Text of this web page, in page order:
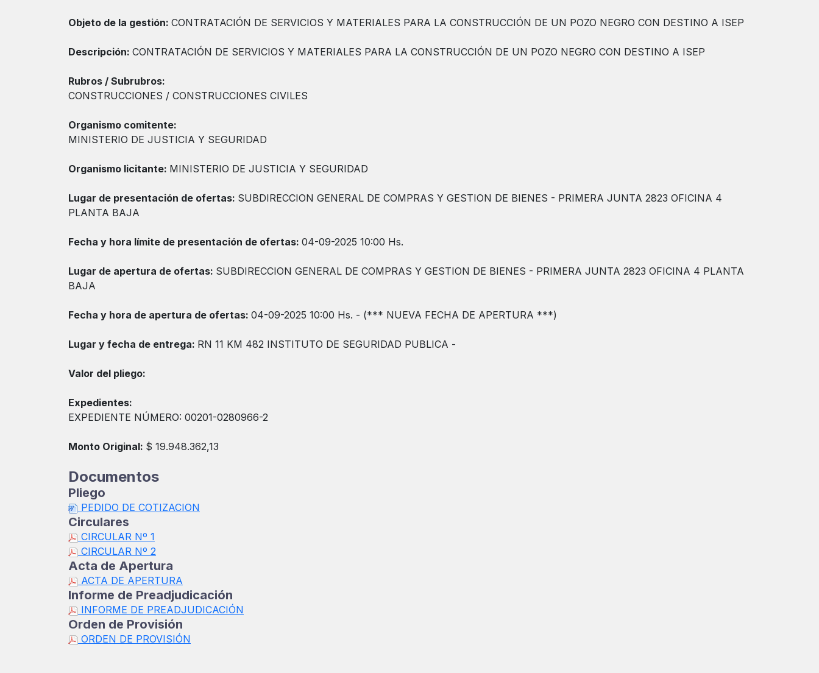
Objeto de la gestión: CONTRATACIÓN DE SERVICIOS Y MATERIALES PARA LA CONSTRUCCIÓN DE UN POZO NEGRO CON DESTINO A ISEP
Descripción: CONTRATACIÓN DE SERVICIOS Y MATERIALES PARA LA CONSTRUCCIÓN DE UN POZO NEGRO CON DESTINO A ISEP
Rubros / Subrubros:
CONSTRUCCIONES / CONSTRUCCIONES CIVILES
Organismo comitente:
MINISTERIO DE JUSTICIA Y SEGURIDAD
Organismo licitante: MINISTERIO DE JUSTICIA Y SEGURIDAD
Lugar de presentación de ofertas: SUBDIRECCION GENERAL DE COMPRAS Y GESTION DE BIENES - PRIMERA JUNTA 2823 OFICINA 4
PLANTA BAJA
Fecha y hora límite de presentación de ofertas: 04-09-2025 10:00 Hs.
Lugar de apertura de ofertas: SUBDIRECCION GENERAL DE COMPRAS Y GESTION DE BIENES - PRIMERA JUNTA 2823 OFICINA 4 PLANTA
BAJA
Fecha y hora de apertura de ofertas: 04-09-2025 10:00 Hs. - (*** NUEVA FECHA DE APERTURA ***)
Lugar y fecha de entrega: RN 11 KM 482 INSTITUTO DE SEGURIDAD PUBLICA -
Valor del pliego:
Expedientes:
EXPEDIENTE NÚMERO: 00201-0280966-2
Monto Original: $ 19.948.362,13
Documentos
Pliego
PEDIDO DE COTIZACION
Circulares
CIRCULAR Nº 1
CIRCULAR Nº 2
Acta de Apertura
ACTA DE APERTURA
Informe de Preadjudicación
INFORME DE PREADJUDICACIÓN
Orden de Provisión
ORDEN DE PROVISIÓN